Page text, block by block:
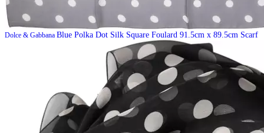
Dolce & Gabbana Blue Polka Dot Silk Square Foulard 91.5cm x 89.5cm Scarf